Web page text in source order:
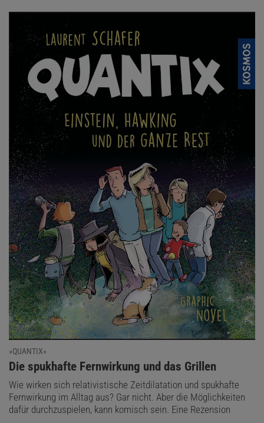
»QUANTIX«
:
Die spukhafte Fernwirkung und das Grillen
Wie wirken sich relativistische Zeitdilatation und spukhafte
Fernwirkung im Alltag aus? Gar nicht. Aber die Möglichkeiten
dafür durchzuspielen, kann komisch sein. Eine Rezension